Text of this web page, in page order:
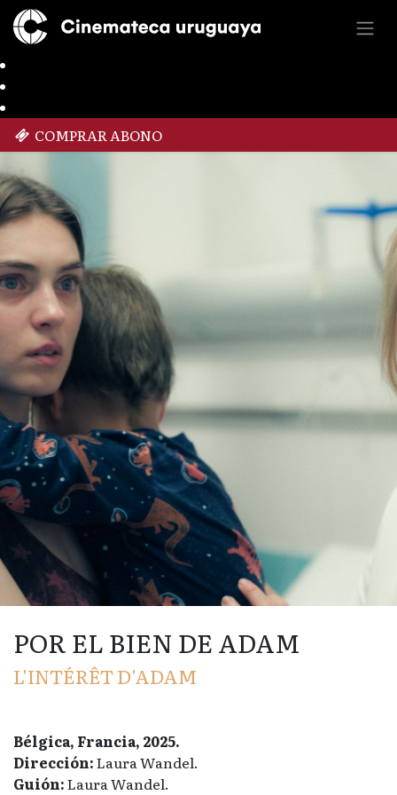
COMPRAR ABONO
POR EL BIEN DE ADAM
L'INTÉRÊT D'ADAM
Bélgica, Francia, 2025.
Dirección:Laura Wandel.
Guión:Laura Wandel.